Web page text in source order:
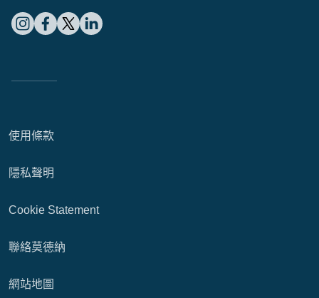
使用條款
隱私聲明
Cookie Statement
聯絡莫德納
網站地圖